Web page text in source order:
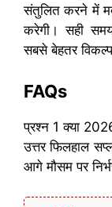
संतुलित करने में
करेगी। सही
सबसे बेहतर
FAQs
प्रश्न 1 क्या
उत्तर फिलहाल
आगे मौसम पर